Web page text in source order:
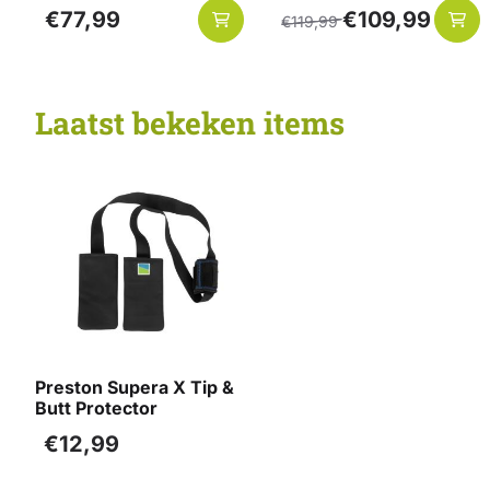
Prijs: 77,99
€77,99 Van 119,99 voor 109,99
€119,99€109,99
Laatst bekeken items
Preston Supera X Tip &
Butt Protector
€12,99